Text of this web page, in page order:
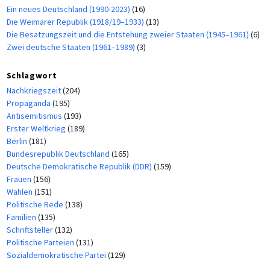
Ein neues Deutschland (1990-2023) (16)
Die Weimarer Republik (1918/19–1933) (13)
Die Besatzungszeit und die Entstehung zweier Staaten (1945–1961) (6)
Zwei deutsche Staaten (1961–1989) (3)
Schlagwort
Nachkriegszeit(204)
Propaganda (195)
Antisemitismus (193)
Erster Weltkrieg (189)
Berlin (181)
Bundesrepublik Deutschland (165)
Deutsche Demokratische Republik (DDR) (159)
Frauen (156)
Wahlen (151)
Politische Rede (138)
Familien (135)
Schriftsteller(132)
Politische Parteien (131)
Sozialdemokratische Partei (129)